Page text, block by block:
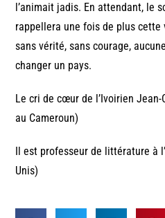
l’animait jadis. En attendant, le
rappellera une fois de plus cette
sans vérité, sans courage,
changer un pays.
Le cri de cœur de l’Ivoirien
au Cameroun)
Il est professeur de littérature à
Unis)